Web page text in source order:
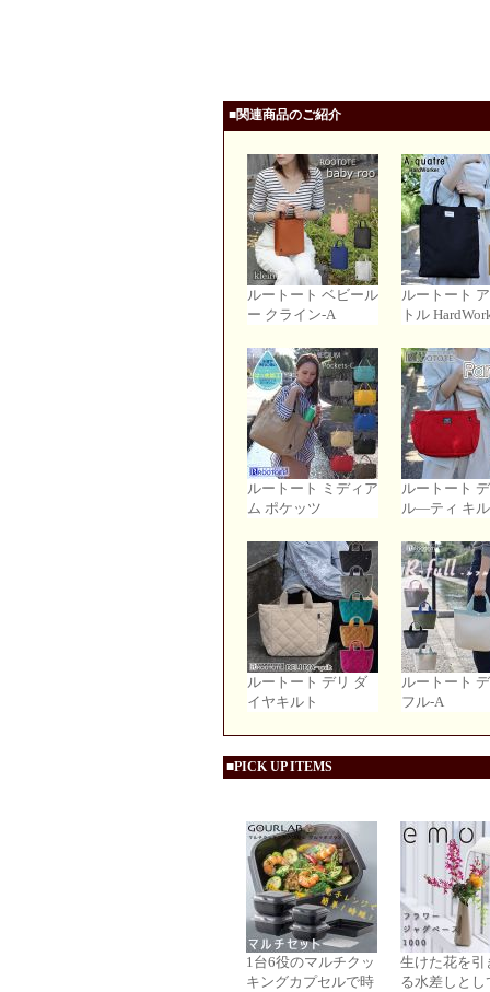
■関連商品のご紹介
ルートート ベビール
ー クライン-A
ルートート
トル
ルートート ミディア
ム ポケッツ
ルートート
ル―ティ キ
ルートート デリ ダ
イヤキルト
ルートート
フル-A
■PICK UP ITEMS
1台6役のマルチクッ
キングカプセルで時
生けた花を引
る水差しとし